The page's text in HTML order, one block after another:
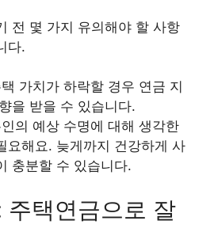
전 몇 가지 유의해야 할 사항
다.
가치가 하락할 경우 연금 지
을 받을 수 있습니다.
의 예상 수명에 대해 생각한
요해요. 늦게까지 건강하게 사
충분할 수 있습니다.
택연금으로 잘